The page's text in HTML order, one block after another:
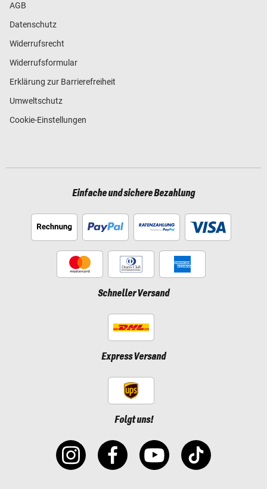
AGB
Datenschutz
Widerrufsrecht
Widerrufsformular
Erklärung zur Barrierefreiheit
Umweltschutz
Cookie-Einstellungen
Einfache und sichere Bezahlung
Schneller Versand
Express Versand
Folgt uns!